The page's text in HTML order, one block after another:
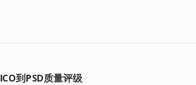
ICO到PSD质量评级